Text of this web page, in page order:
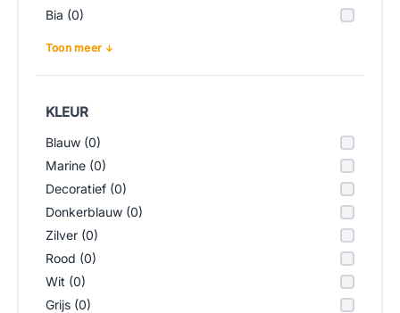
Bia (0)
Toon meer
KLEUR
Blauw (0)
Marine (0)
Decoratief (0)
Donkerblauw (0)
Zilver (0)
Rood (0)
Wit (0)
Grijs (0)